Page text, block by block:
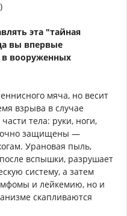
эта "тайная
вы впервые
в вооруженных
мяча, но весит
взрыва в случае
тела: руки, ноги,
защищены —
Урановая пыль,
вспышки, разрушает
систему, а затем
и лейкемию, но и
скапливаются